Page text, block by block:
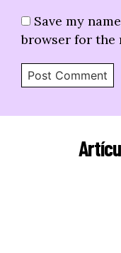
Save my
browser for the